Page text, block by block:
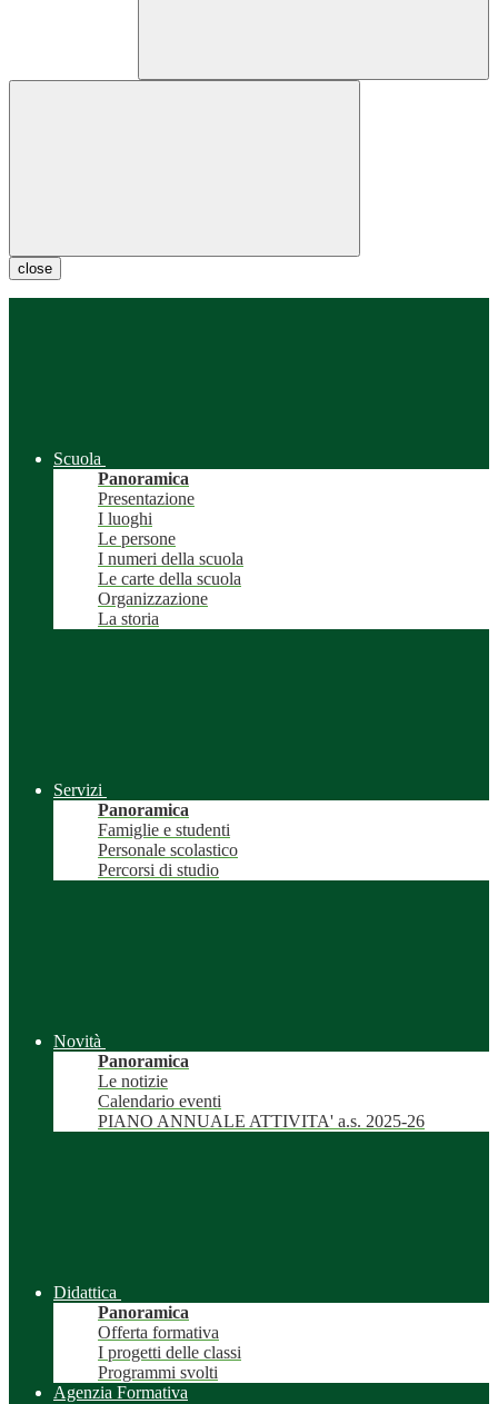
close
Scuola
Panoramica
Presentazione
I luoghi
Le persone
I numeri della scuola
Le carte della scuola
Organizzazione
La storia
Servizi
Panoramica
Famiglie e studenti
Personale scolastico
Percorsi di studio
Novità
Panoramica
Le notizie
Calendario eventi
PIANO ANNUALE ATTIVITA' a.s. 2025-26
Didattica
Panoramica
Offerta formativa
I progetti delle classi
Programmi svolti
Agenzia Formativa